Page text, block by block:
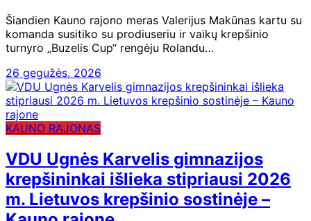
Šiandien Kauno rajono meras Valerijus Makūnas kartu su
komanda susitiko su prodiuseriu ir vaikų krepšinio
turnyro „Buzelis Cup“ rengėju Rolandu…
26 gegužės, 2026
KAUNO RAJONAS
VDU Ugnės Karvelis gimnazijos
krepšininkai išlieka stipriausi 2026
m. Lietuvos krepšinio sostinėje –